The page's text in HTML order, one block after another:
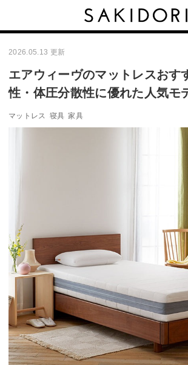
2026.05.13 更新
エアウィーヴのマットレスおす
性・体圧分散性に優れた人気モ
マットレス 寝具 家具